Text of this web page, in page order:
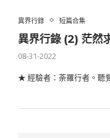
異界行錄 短篇合集
異界行錄 (2) 茫然
08-31-2022
★ 經驗者：荼羅行者。聽